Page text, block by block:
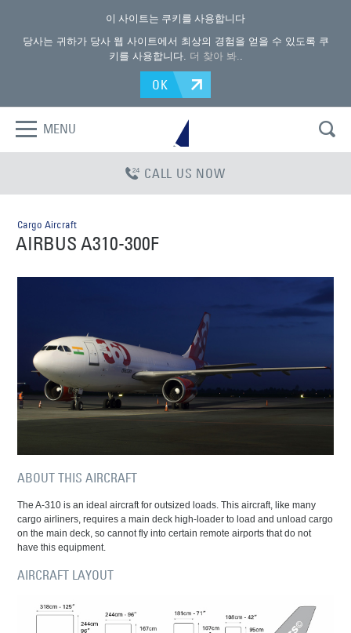
이 사이트는 쿠키를 사용합니다
당사는 귀하가 당사 웹 사이트에서 최상의 경험을 얻을 수 있도록 쿠
키를 사용합니다. 더 찾아 봐..
OK
MENU
CALL US NOW
Cargo Aircraft
AIRBUS A310-300F
ABOUT THIS AIRCRAFT
The A-310 is an ideal aircraft for outsized loads. This aircraft, like many
cargo airliners, requires a main deck high-loader to load and unload cargo
on the main deck, so cannot fly into certain remote airports that do not
have this equipment.
AIRCRAFT LAYOUT